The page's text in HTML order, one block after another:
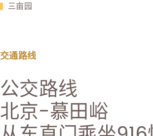
三亩园
交通路线
公交路线
北京-慕田峪